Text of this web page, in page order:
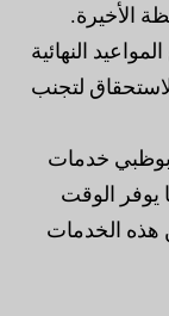
الأخيرة.
المواعيد النهائية
لتجنب
خدمات
يوفر الوقت
هذه الخدمات